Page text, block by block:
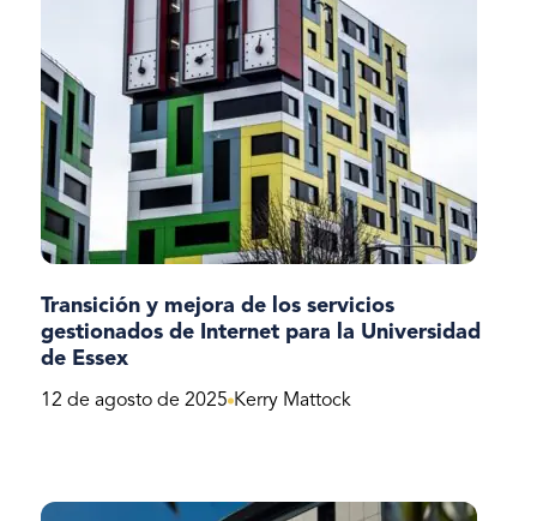
Transición y mejora de los servicios
gestionados de Internet para la Universidad
de Essex
12 de agosto de 2025 Kerry Mattock